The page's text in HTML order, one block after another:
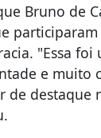
Bruno de
"Essa
e muito
de destaque